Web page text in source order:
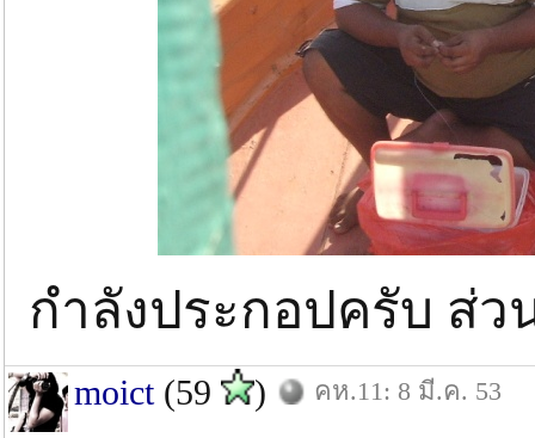
กำลังประกอปครับ ส่ว
moict(59 ) คห.11: 8 มี.ค. 53